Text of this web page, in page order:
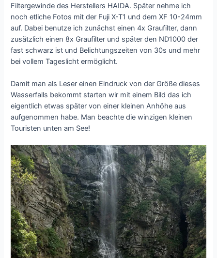
Filtergewinde des Herstellers HAIDA. Später nehme ich
noch etliche Fotos mit der Fuji X-T1 und dem XF 10-24mm
auf. Dabei benutze ich zunächst einen 4x Graufilter, dann
zusätzlich einen 8x Graufilter und später den ND1000 der
fast schwarz ist und Belichtungszeiten von 30s und mehr
bei vollem Tageslicht ermöglicht.
Damit man als Leser einen Eindruck von der Größe dieses
Wasserfalls bekommt starten wir mit einem Bild das ich
eigentlich etwas später von einer kleinen Anhöhe aus
aufgenommen habe. Man beachte die winzigen kleinen
Touristen unten am See!